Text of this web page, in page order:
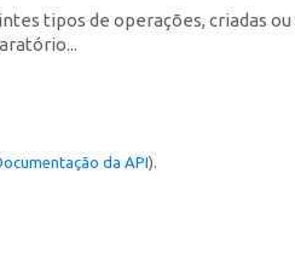
tipos de operações, criadas ou
da API).